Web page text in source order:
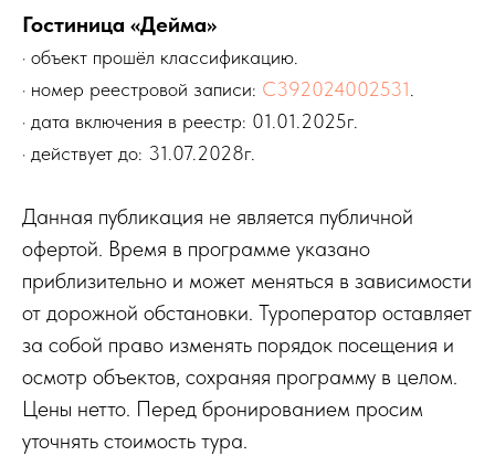
Гостиница «Дейма»
· объект прошёл классификацию.
· номер реестровой записи: С392024002531.
· дата включения в реестр: 01.01.2025г.
· действует до: 31.07.2028г.
Данная публикация не является публичной
офертой. Время в программе указано
приблизительно и может меняться в зависимости
от дорожной обстановки. Туроператор оставляет
за собой право изменять порядок посещения и
осмотр объектов, сохраняя программу в целом.
Цены нетто. Перед бронированием просим
уточнять стоимость тура.